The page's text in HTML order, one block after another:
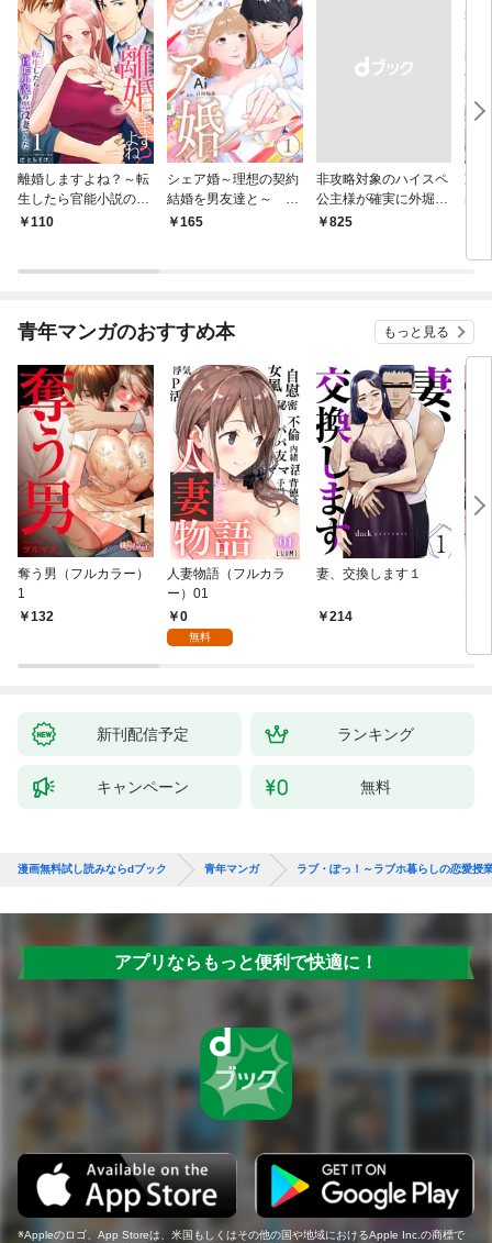
離婚しますよね？～転
生したら官能小説の悪
役妻でした～ 1巻
110
シェア婚～理想の契約
結婚を男友達と～ 1
巻165
非攻略対象のハイスペ
公主様が確実に外堀を
埋めてきて逃げられそ
￥825
冷
青年マンガのおすすめ本 もっと見る
奪う男（フルカラー）
1
132
人妻物語（フルカラ
ー）01
0
無料
妻、交換します１
214
な
新刊配信予定 ランキング
キャンペーン 無料
漫画無料試し読みならdブック 青年マンガ ラブ・ぽっ！～ラブホ暮らしの恋愛授
アプリならもっと便利で快適に！
Appleのロゴ、App Storeは、米国もしくはその他の国や地域におけるApple Inc.の商標で